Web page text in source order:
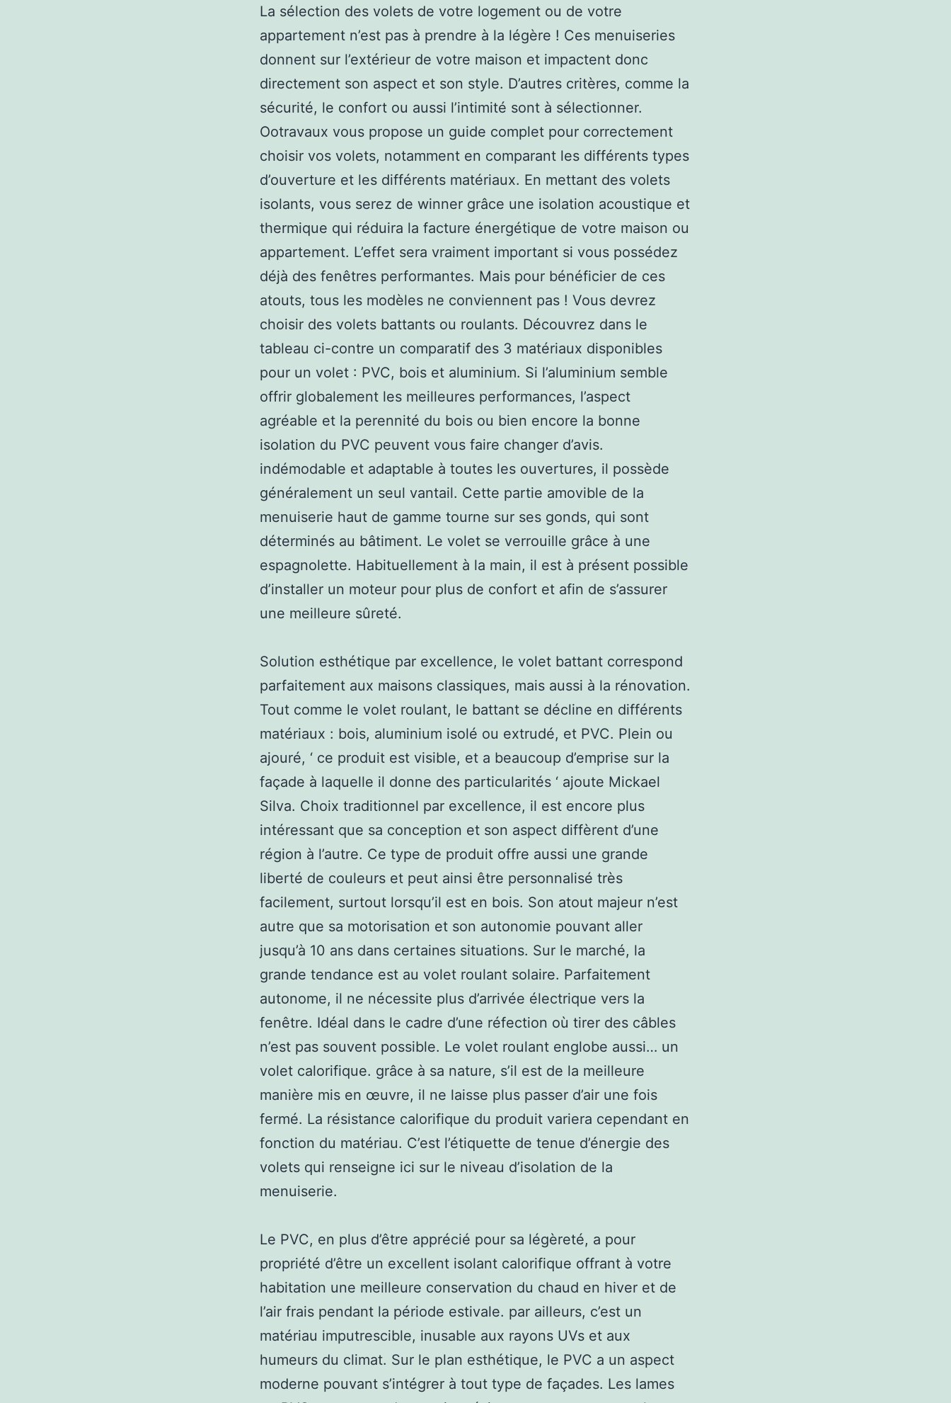
La sélection des volets de votre logement ou de votre
appartement n’est pas à prendre à la légère ! Ces menuiseries
donnent sur l’extérieur de votre maison et impactent donc
directement son aspect et son style. D’autres critères, comme la
sécurité, le confort ou aussi l’intimité sont à sélectionner.
Ootravaux vous propose un guide complet pour correctement
choisir vos volets, notamment en comparant les différents types
d’ouverture et les différents matériaux. En mettant des volets
isolants, vous serez de winner grâce une isolation acoustique et
thermique qui réduira la facture énergétique de votre maison ou
appartement. L’effet sera vraiment important si vous possédez
déjà des fenêtres performantes. Mais pour bénéficier de ces
atouts, tous les modèles ne conviennent pas ! Vous devrez
choisir des volets battants ou roulants. Découvrez dans le
tableau ci-contre un comparatif des 3 matériaux disponibles
pour un volet : PVC, bois et aluminium. Si l’aluminium semble
offrir globalement les meilleures performances, l’aspect
agréable et la perennité du bois ou bien encore la bonne
isolation du PVC peuvent vous faire changer d’avis.
indémodable et adaptable à toutes les ouvertures, il possède
généralement un seul vantail. Cette partie amovible de la
menuiserie haut de gamme tourne sur ses gonds, qui sont
déterminés au bâtiment. Le volet se verrouille grâce à une
espagnolette. Habituellement à la main, il est à présent possible
d’installer un moteur pour plus de confort et afin de s’assurer
une meilleure sûreté.
Solution esthétique par excellence, le volet battant correspond
parfaitement aux maisons classiques, mais aussi à la rénovation.
Tout comme le volet roulant, le battant se décline en différents
matériaux : bois, aluminium isolé ou extrudé, et PVC. Plein ou
ajouré, ‘ ce produit est visible, et a beaucoup d’emprise sur la
façade à laquelle il donne des particularités ‘ ajoute Mickael
Silva. Choix traditionnel par excellence, il est encore plus
intéressant que sa conception et son aspect diffèrent d’une
région à l’autre. Ce type de produit offre aussi une grande
liberté de couleurs et peut ainsi être personnalisé très
facilement, surtout lorsqu’il est en bois. Son atout majeur n’est
autre que sa motorisation et son autonomie pouvant aller
jusqu’à 10 ans dans certaines situations. Sur le marché, la
grande tendance est au volet roulant solaire. Parfaitement
autonome, il ne nécessite plus d’arrivée électrique vers la
fenêtre. Idéal dans le cadre d’une réfection où tirer des câbles
n’est pas souvent possible. Le volet roulant englobe aussi… un
volet calorifique. grâce à sa nature, s’il est de la meilleure
manière mis en œuvre, il ne laisse plus passer d’air une fois
fermé. La résistance calorifique du produit variera cependant en
fonction du matériau. C’est l’étiquette de tenue d’énergie des
volets qui renseigne ici sur le niveau d’isolation de la
menuiserie.
Le PVC, en plus d’être apprécié pour sa légèreté, a pour
propriété d’être un excellent isolant calorifique offrant à votre
habitation une meilleure conservation du chaud en hiver et de
l’air frais pendant la période estivale. par ailleurs, c’est un
matériau imputrescible, inusable aux rayons UVs et aux
humeurs du climat. Sur le plan esthétique, le PVC a un aspect
moderne pouvant s’intégrer à tout type de façades. Les lames